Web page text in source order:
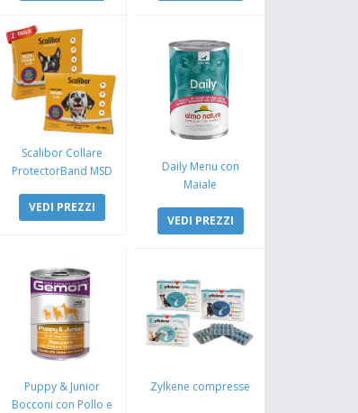
Scalibor Collare
ProtectorBand MSD
VEDI PREZZI
Daily Menu con
Maiale
VEDI PREZZI
Puppy & Junior
Bocconi con Pollo e
Zylkene compresse